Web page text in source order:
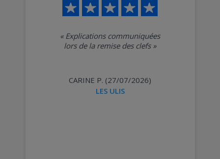
« Explications communiquées
lors de la remise des clefs»
CARINE P. (27/07/2026)
LES ULIS